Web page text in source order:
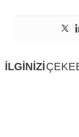
İLGİNİZİ